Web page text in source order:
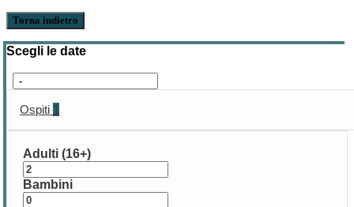
Torna indietro
Scegli le date
Ospiti 1
Adulti (16+)
Bambini